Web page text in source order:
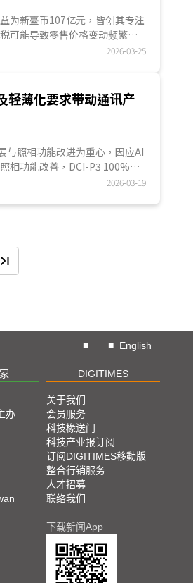
为新臺币107亿元，皆创其专注
可能导致零售价格变动频繁，
原本设定2025年为大尺吋彩色
看板用TFT LCD及LED，并带
2026-03-25
薄化要求带动通讯产
与照相功能改进为重心，因应AI
相功能改善，DCI-P3 100%的
耗及画质，主要业者采LTPO
2026-03-19
■ ■ English
DIGITIMES
办
关于我们
会员服务
科技椽送门
科技产业报订阅
订阅DIGITIMES移動版
整合行销服务
人才招募
联络我们
下载新闻App